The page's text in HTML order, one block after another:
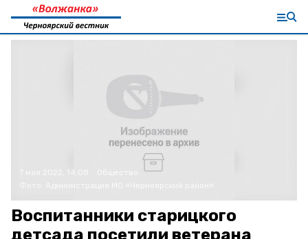
7 мая 2022, 14:08
Воспитанники старицкого
детсада посетили ветерана